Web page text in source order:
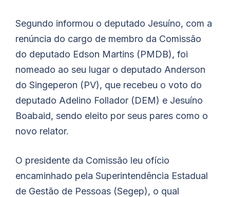
Segundo informou o deputado Jesuíno, com a
renúncia do cargo de membro da Comissão
do deputado Edson Martins (PMDB), foi
nomeado ao seu lugar o deputado Anderson
do Singeperon (PV), que recebeu o voto do
deputado Adelino Follador (DEM) e Jesuíno
Boabaid, sendo eleito por seus pares como o
novo relator.
O presidente da Comissão leu ofício
encaminhado pela Superintendência Estadual
de Gestão de Pessoas (Segep), o qual